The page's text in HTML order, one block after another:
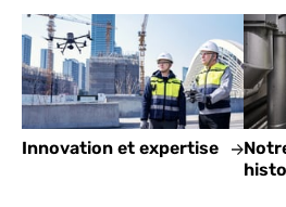
Innovation et expertise